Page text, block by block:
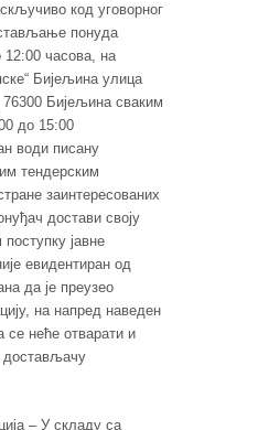
код уговорног
понуда
12:00 часова, на
Бијељина улица
Бијељина сваким
до 15:00
води писану
тендерским
заинтересованих
достави своју
јавне
евидентиран од
да је преузео
на напред наведен
се неће отварати и
достављачу
– У складу са